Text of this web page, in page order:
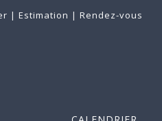
| Estimation | Rendez-vous